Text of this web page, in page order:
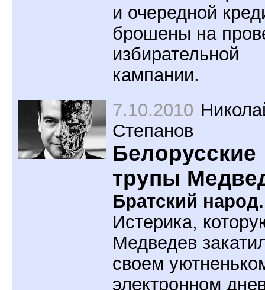
и очередной
брошены на
избирательной
кампании.
7.10.2010
Степанов
Белорусские
трупы
Братский народ.
Истерика,
Медведев
своем
электронном